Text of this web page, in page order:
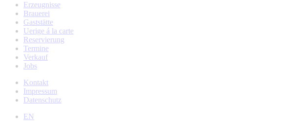
Erzeugnisse
Brauerei
Gaststätte
Uerige á la carte
Reservierung
Termine
Verkauf
Jobs
Kontakt
Impressum
Datenschutz
EN